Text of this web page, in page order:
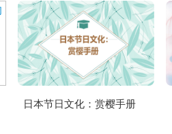
日本节日文化：赏樱手册